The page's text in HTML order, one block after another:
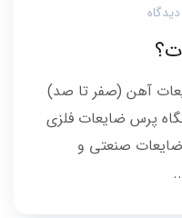
آهن (صفر تا صد)
پرس ضایعات فلزی
صنعتی و